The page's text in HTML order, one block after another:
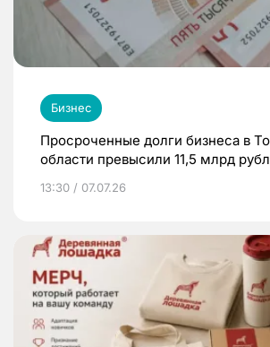
Бизнес
Просроченные долги бизнеса в
области превысили 11,5 млрд
13:30 / 07.07.26